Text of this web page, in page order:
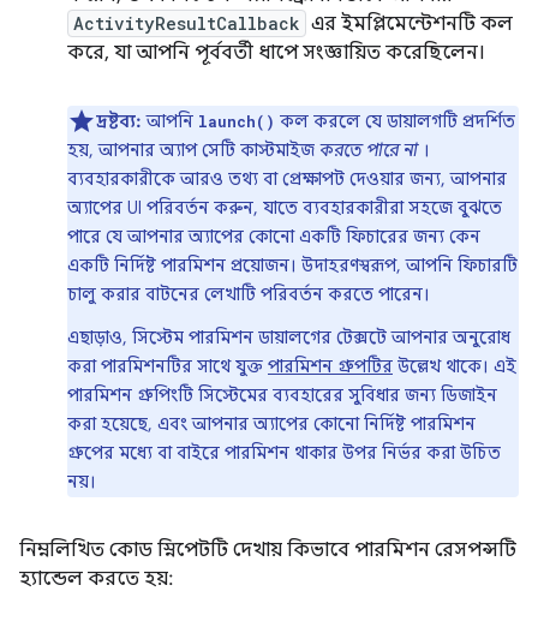
ActivityResultCallback এর ইমপ্লিমেন্টেশনটি কল
করে, যা আপনি পূর্ববর্তী ধাপে সংজ্ঞায়িত করেছিলেন।
দ্রষ্টব্য: আপনি launch() কল করলে যে ডায়ালগটি প্রদর্শিত
হয়, আপনার অ্যাপ সেটি কাস্টমাইজ করতে পারে না।
ব্যবহারকারীকে আরও তথ্য বা প্রেক্ষাপট দেওয়ার জন্য, আপনার
অ্যাপের UI পরিবর্তন করুন, যাতে ব্যবহারকারীরা সহজে বুঝতে
পারে যে আপনার অ্যাপের কোনো একটি ফিচারের জন্য কেন
একটি নির্দিষ্ট পারমিশন প্রয়োজন। উদাহরণস্বরূপ, আপনি ফিচারটি
চালু করার বাটনের লেখাটি পরিবর্তন করতে পারেন।
এছাড়াও, সিস্টেম পারমিশন ডায়ালগের টেক্সটে আপনার অনুরোধ
করা পারমিশনটির সাথে যুক্ত পারমিশন গ্রুপটির উল্লেখ থাকে। এই
পারমিশন গ্রুপিংটি সিস্টেমের ব্যবহারের সুবিধার জন্য ডিজাইন
করা হয়েছে, এবং আপনার অ্যাপের কোনো নির্দিষ্ট পারমিশন
গ্রুপের মধ্যে বা বাইরে পারমিশন থাকার উপর নির্ভর করা উচিত
নয়।
নিম্নলিখিত কোড স্নিপেটটি দেখায় কিভাবে পারমিশন রেসপন্সটি
হ্যান্ডেল করতে হয়: